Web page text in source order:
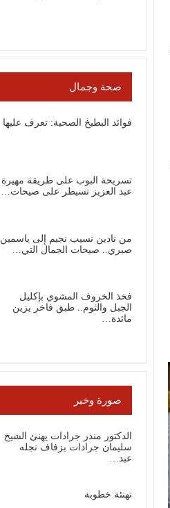
صحة وجمال
فوائد البطيخ الصحية: تعرف عليها
تسريحة البوب على طريقة مهيرة
عبد العزيز تسيطر على صيحات…
من نادين نسيب نجيم إلى ياسمين
صبري.. صيحات الجمال التي…
فخذ الخروف المشوي بإكليل
الجبل والثوم.. طبق فاخر يزين
مائدة…
صورة وخبر
الدكتور منذر جرادات يهنئ الشيخ
سليمان جرادات بزفاف نجله
عبد…
تهنئة خطوبة